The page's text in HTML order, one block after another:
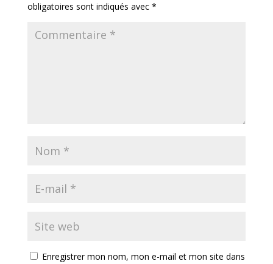
obligatoires sont indiqués avec *
Enregistrer mon nom, mon e-mail et mon site dans